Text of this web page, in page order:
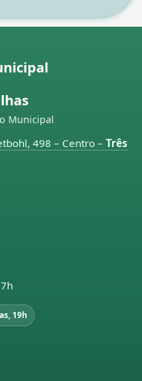
Municipal
498 – Centro – Três
19h